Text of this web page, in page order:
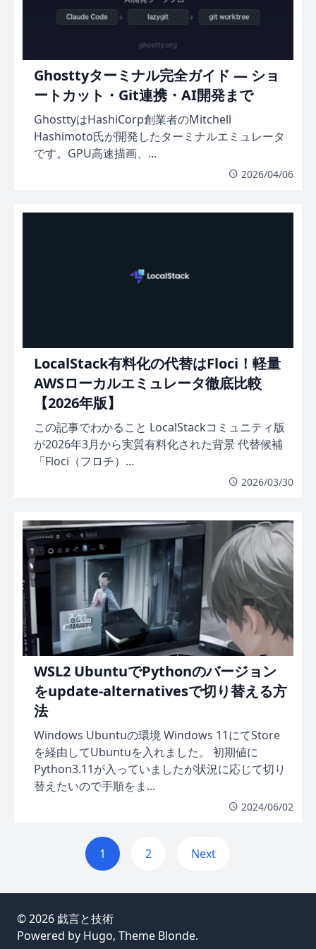
Ghosttyターミナル完全ガイド — ショ
ートカット・Git連携・AI開発まで
GhosttyはHashiCorp創業者のMitchell
Hashimoto氏が開発したターミナルエミュレータ
です。GPU高速描画、...
2026/04/06
LocalStack有料化の代替はFloci！軽量
AWSローカルエミュレータ徹底比較
【2026年版】
この記事でわかること LocalStackコミュニティ版
が2026年3月から実質有料化された背景 代替候補
「Floci（フロチ）...
2026/03/30
WSL2 UbuntuでPythonのバージョン
をupdate-alternativesで切り替える方
法
Windows Ubuntuの環境 Windows 11にてStore
を経由してUbuntuを入れました。 初期値に
Python3.11が入っていましたが状況に応じて切り
替えたいので手順をま...
2024/06/02
1 2 Next
© 2026 戯言と技術
Powered by Hugo, Theme Blonde.